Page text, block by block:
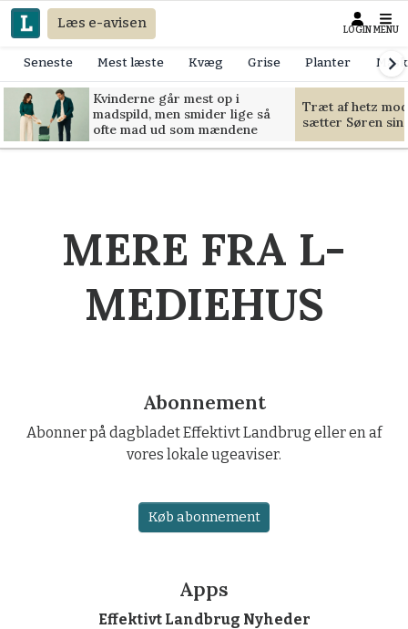
Læs e-avisen LOGIN MENU
Seneste Mest læste Kvæg Grise Planter
Kvinderne går mest op i
madspild, men smider lige så
ofte mad ud som mændene
Træt af hetz
sætter Søren
MERE FRA L-
MEDIEHUS
Abonnement
Abonner på dagbladet Effektivt Landbrug eller en af
vores lokale ugeaviser.
Køb abonnement
Apps
Effektivt Landbrug Nyheder